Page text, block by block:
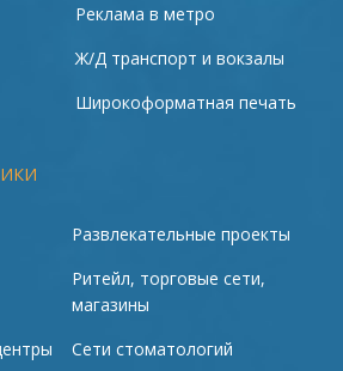
Реклама в метро
Ж/Д транспорт и вокзалы
Широкоформатная печать
Развлекательные проекты
Ритейл, торговые сети,
магазины
Сети стоматологий